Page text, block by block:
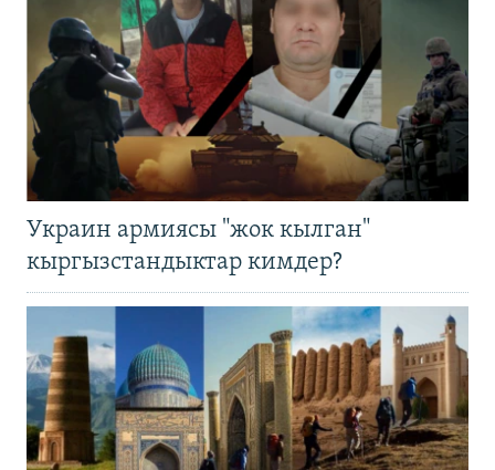
Украин армиясы "жок кылган"
кыргызстандыктар кимдер?